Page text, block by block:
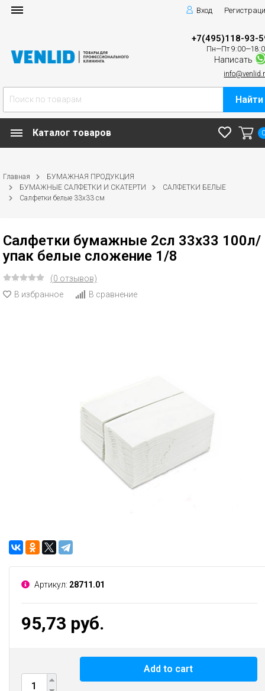
Вход
+7(495)118-93-
Пн—Пт
Написать
Найти
Каталог товаров
Главная
БУМАЖНАЯ ПРОДУКЦИЯ
БУМАЖНЫЕ САЛФЕТКИ И СКАТЕРТИ
САЛФЕТКИ БЕЛЫЕ
Салфетки белые 33х33 см
Салфетки бумажные 2сл 33х33 100л/
упак белые сложение 1/8
(0 отзывов)
В избранное
В сравнение
Артикул: 28711.01
95,73 руб.
Add to cart